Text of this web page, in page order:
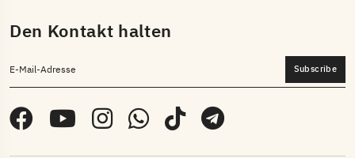
Den Kontakt halten
Subscribe